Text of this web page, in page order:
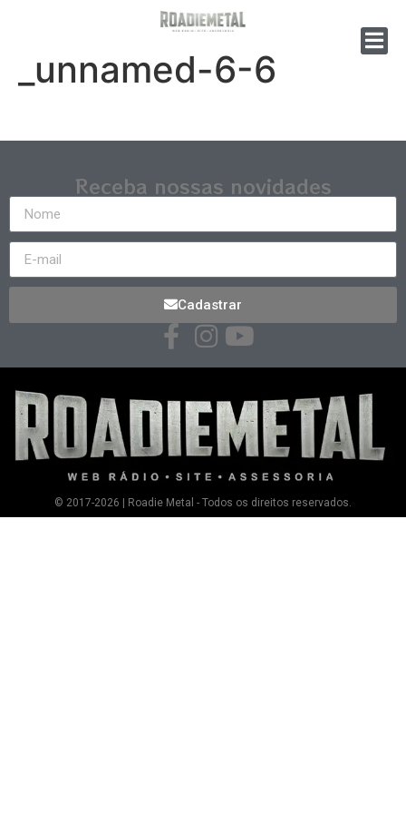
_unnamed-6-6
Receba nossas novidades
Cadastrar
© 2017-2026 | Roadie Metal - Todos os direitos reservados.